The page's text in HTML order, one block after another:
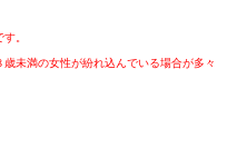
。
未満の女性が紛れ込んでいる場合が多々